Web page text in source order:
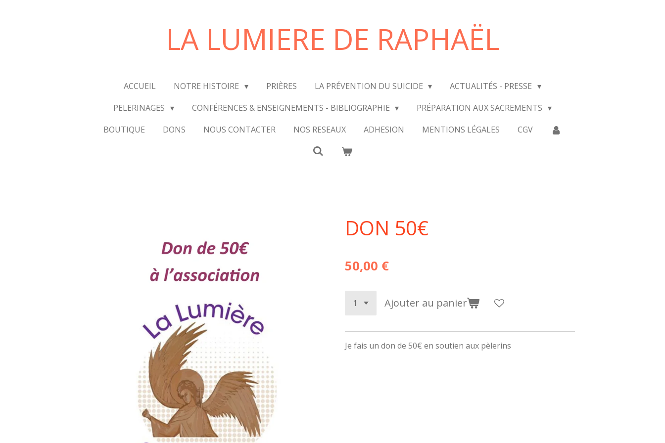
LA LUMIERE DE RAPHAËL
ACCUEIL NOTRE HISTOIRE PRIÈRES LA PRÉVENTION DU SUICIDE
ACTUALITÉS - PRESSE
PELERINAGES
CONFÉRENCES & ENSEIGNEMENTS - BIBLIOGRAPHIE
PRÉPARATION AUX SACREMENTS
BOUTIQUE
DONS NOUS CONTACTER NOS RESEAUX ADHESION MENTIONS LÉGALES CGV
DON 50€
50,00 €
Ajouter au panier
Je fais un don de 50€ en soutien aux pèlerins